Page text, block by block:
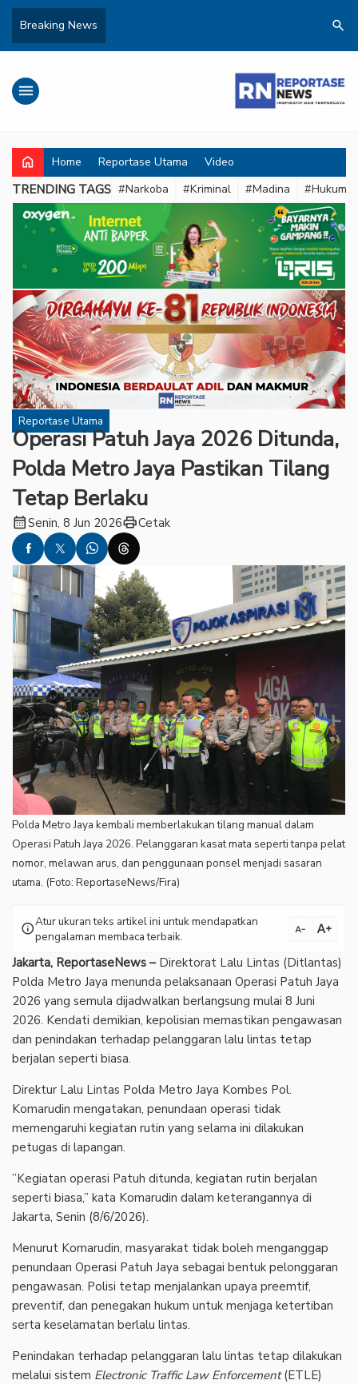
Breaking News search
menu
home Home Reportase Utama Video
TRENDING TAGS #Narkoba #Kriminal #Madina #Hukum
Reportase Utama
Operasi Patuh Jaya 2026 Ditunda,
Polda Metro Jaya Pastikan Tilang
Tetap Berlaku
calendar_monthSenin, 8 Jun 2026printCetak
Polda Metro Jaya kembali memberlakukan tilang manual dalam
Operasi Patuh Jaya 2026. Pelanggaran kasat mata seperti tanpa pelat
nomor, melawan arus, dan penggunaan ponsel menjadi sasaran
utama. (Foto: ReportaseNews/Fira)
infoAtur ukuran teks artikel ini untuk mendapatkan
pengalaman membaca terbaik.
text_decrease text_increase
Jakarta, ReportaseNews –Direktorat Lalu Lintas (Ditlantas)
Polda Metro Jaya menunda pelaksanaan Operasi Patuh Jaya
2026 yang semula dijadwalkan berlangsung mulai 8 Juni
2026. Kendati demikian, kepolisian memastikan pengawasan
dan penindakan terhadap pelanggaran lalu lintas tetap
berjalan seperti biasa.
‎Direktur Lalu Lintas Polda Metro Jaya Kombes Pol.
Komarudin mengatakan, penundaan operasi tidak
memengaruhi kegiatan rutin yang selama ini dilakukan
petugas di lapangan.
‎”Kegiatan operasi Patuh ditunda, kegiatan rutin berjalan
seperti biasa,” kata Komarudin dalam keterangannya di
Jakarta, Senin (8/6/2026).
‎Menurut Komarudin, masyarakat tidak boleh menganggap
penundaan Operasi Patuh Jaya sebagai bentuk pelonggaran
pengawasan. Polisi tetap menjalankan upaya preemtif,
preventif, dan penegakan hukum untuk menjaga ketertiban
serta keselamatan berlalu lintas.
‎Penindakan terhadap pelanggaran lalu lintas tetap dilakukan
melalui sistem Electronic Traffic Law Enforcement(ETLE)